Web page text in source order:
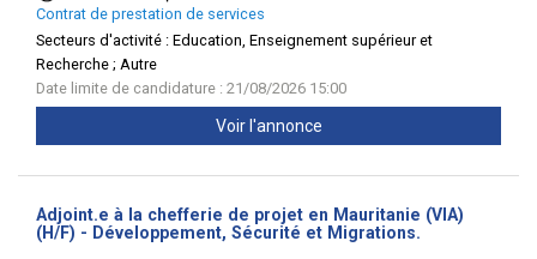
Contrat de prestation de services
Secteurs d'activité : Education, Enseignement supérieur et
Recherche ; Autre
Date limite de candidature : 21/08/2026 15:00
Voir l'annonce
Adjoint.e à la chefferie de projet en Mauritanie (VIA)
(H/F) - Développement, Sécurité et Migrations.